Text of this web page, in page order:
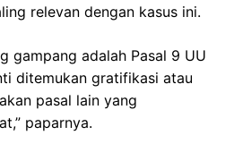
relevan dengan kasus ini.
gampang adalah Pasal 9 UU
ditemukan gratifikasi atau
pasal lain yang
paparnya.